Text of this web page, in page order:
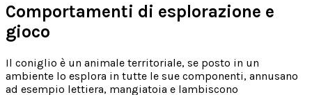
Comportamenti di esplorazione e
gioco
Il coniglio è un animale territoriale, se posto in un
ambiente lo esplora in tutte le sue componenti, annusano
ad esempio lettiera, mangiatoia e lambiscono